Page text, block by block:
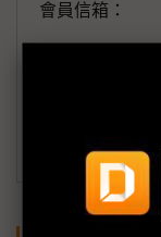
會員信箱：
訂閱